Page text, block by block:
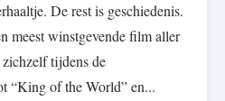
De rest is geschiedenis.
meest winstgevende film aller
tijdens de
“King of the World” en...